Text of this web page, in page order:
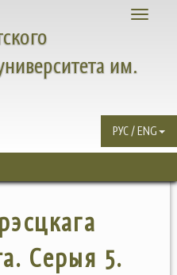
Toggle
им.
РУС / ENG
Серыя 5.